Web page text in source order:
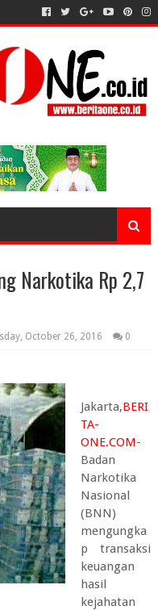
Narkotika Rp 2,7
October 26, 2016 0
Jakarta,BERI
TA-
ONE.COM-
Badan
Narkotika
Nasional
(BNN)
mengungka
p transaksi
keuangan
hasil
kejahatan